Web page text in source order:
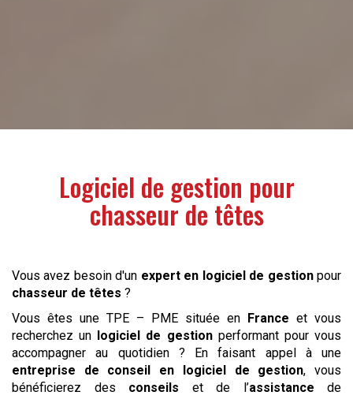
Logiciel de gestion pour
chasseur de têtes
Vous avez besoin d'un expert en logiciel de gestionpour
chasseur de têtes ?
Vous êtes une TPE – PME située en France et vous
recherchez un logiciel de gestionperformant pour vous
accompagner au quotidien ? En faisant appel à une
entreprise de conseil en logiciel de gestion, vous
bénéficierez des conseils et de l’assistance de